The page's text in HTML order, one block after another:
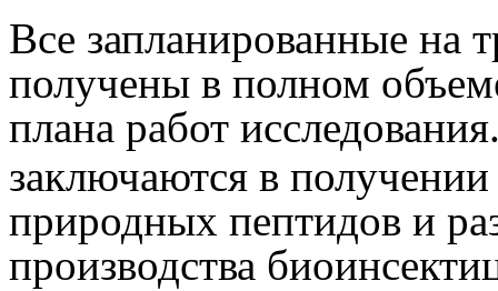
Все запланированные на
получены в полном
плана работ
заключаются в
природных пептидов и
производства